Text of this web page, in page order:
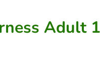
Adult